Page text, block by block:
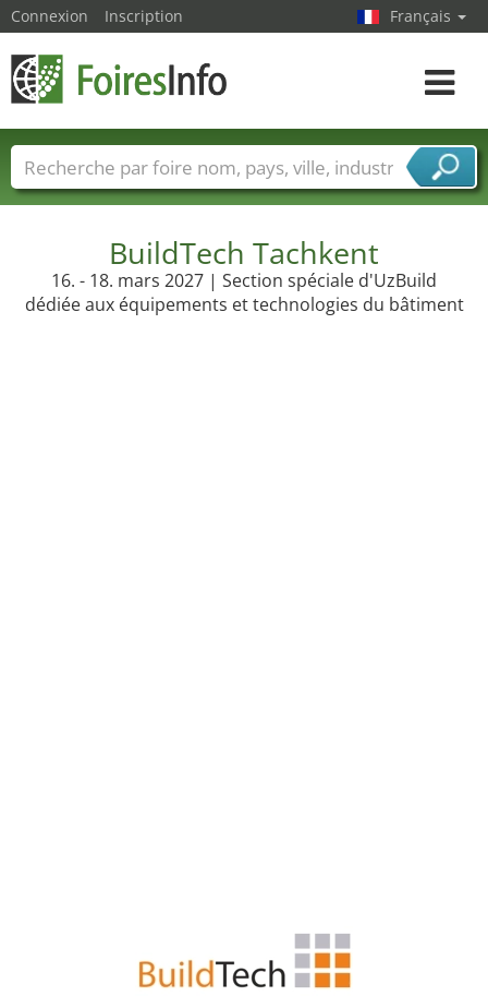
BuildTech Tachkent
16. - 18. mars 2027 | Section spéciale d'UzBuild
dédiée aux équipements et technologies du bâtiment
Connexion Inscription Français
Toggle
Foire noms Pays Villes
Secteurs de foire